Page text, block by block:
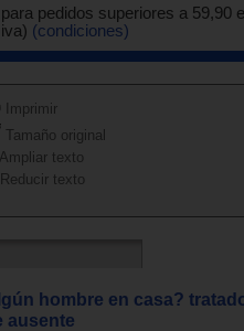
pedidos superiores a 59,90
iva) (condiciones)
Imprimir
Tamaño original
Ampliar texto
Reducir texto
hombre en casa?
ausente